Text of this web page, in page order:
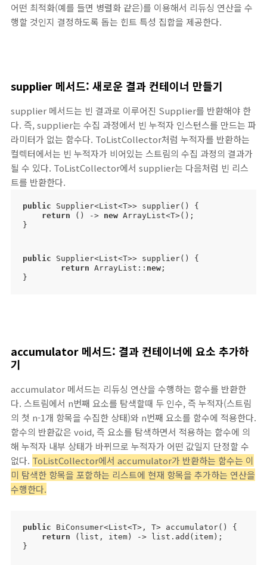
어떤 최적화(예를 들면 병렬화 같은)를 이용해서 리듀싱 연산을 수
행할 것인지 결정하도록 돕는 힌트 특성 집합을 제공한다.
supplier 메서드: 새로운 결과 컨테이너 만들기
supplier 메서드는 빈 결과로 이루어진 Supplier를 반환해야 한
다. 즉, supplier는 수집 과정에서 빈 누적자 인스턴스를 만드는 파
라미터가 없는 함수다. ToListCollector처럼 누적자를 반환하는
컬렉터에서는 빈 누적자가 비어있는 스트림의 수집 과정의 결과가
될 수 있다. ToListCollector에서 supplier는 다음처럼 빈 리스
트를 반환한다.
public Supplier<List<T>> supplier() {
return () -> new ArrayList<T>();
}
public Supplier<List<T>> supplier() {
return ArrayList:: new ;
}
accumulator 메서드: 결과 컨테이너에 요소 추가하
기
accumulator 메서드는 리듀싱 연산을 수행하는 함수를 반환한
다. 스트림에서 n번째 요소를 탐색할때 두 인수, 즉 누적자(스트림
의 첫 n-1개 항목을 수집한 상태)와 n번째 요소를 함수에 적용한다.
함수의 반환값은 void, 즉 요소를 탐색하면서 적용하는 함수에 의
해 누적자 내부 상태가 바뀌므로 누적자가 어떤 값일지 단정할 수
없다. ToListCollector에서 accumulator가 반환하는 함수는 이
미 탐색한 항목을 포함하는 리스트에 현재 항목을 추가하는 연산을
수행한다.
public BiConsumer<List<T>, T> accumulator() {
return (list, item) -> list.add(item);
}